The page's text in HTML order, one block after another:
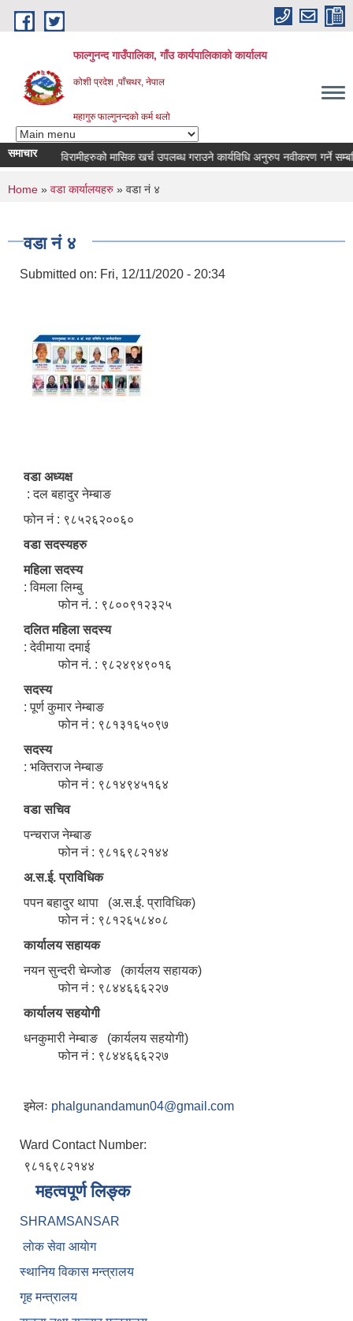
Skip to main content
फाल्गुनन्द गाउँपालिका, गाँउ कार्यपालिकाको कार्यालय
कोशी प्रदेश ,पाँचथर, नेपाल
महागुरु फाल्गुनन्दको कर्म थलो
समाचाररोगका विरामीहरुको मासिक खर्च उपलब्ध गराउने कार्यविधि अनुरुप नवीकरण गर्ने
You are here
Home » वडा कार्यालयहरु » वडा न‌ं ४
वडा न‌ं ४
Submitted on: Fri, 12/11/2020 - 20:34
वडा अध्यक्ष
: दल बहादुर नेम्बाङ
फोन नं : ९८५२६२००६०
वडा सदस्यहरु
महिला सदस्य
: विमला लिम्बु
फोन नं. : ९८००९१२३२५
दलित महिला सदस्य
: देवीमाया दमाई
फोन नं. : ९८२४९४९०१६
सदस्य
: पूर्ण कुमार नेम्बाङ
फोन नं : ९८१३१६५०९७
सदस्य
: भक्तिराज नेम्बाङ
फोन नं : ९८१४९४५१६४
वडा सचिव
पन्चराज नेम्बाङ
फोन नं : ९८१६९८२१४४
अ.स.ई. प्राविधिक
पपन बहादुर थापा (अ.स.ई. प्राविधिक)
फोन नं : ९८१२६५८४०८
कार्यालय सहायक
नयन सुन्दरी चेम्जोङ (कार्यलय सहायक)
फोन नं : ९८४४६६६२२७
कार्यालय सहयोगी
धनकुमारी नेम्बाङ (कार्यलय सहयोगी)
फोन नं : ९८४४६६६२२७
इमेलः phalgunandamun04@gmail.com
Ward Contact Number:
९८१६९८२१४४
महत्वपूर्ण लिङ्क
SHRAMSANSAR
लाेक सेवा आयाेग
स्थानिय विकास मन्त्रालय
गृह मन्त्रालय